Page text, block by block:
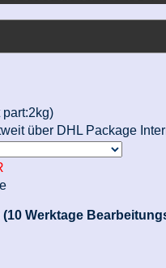
über DHL Package
(10 Werktage